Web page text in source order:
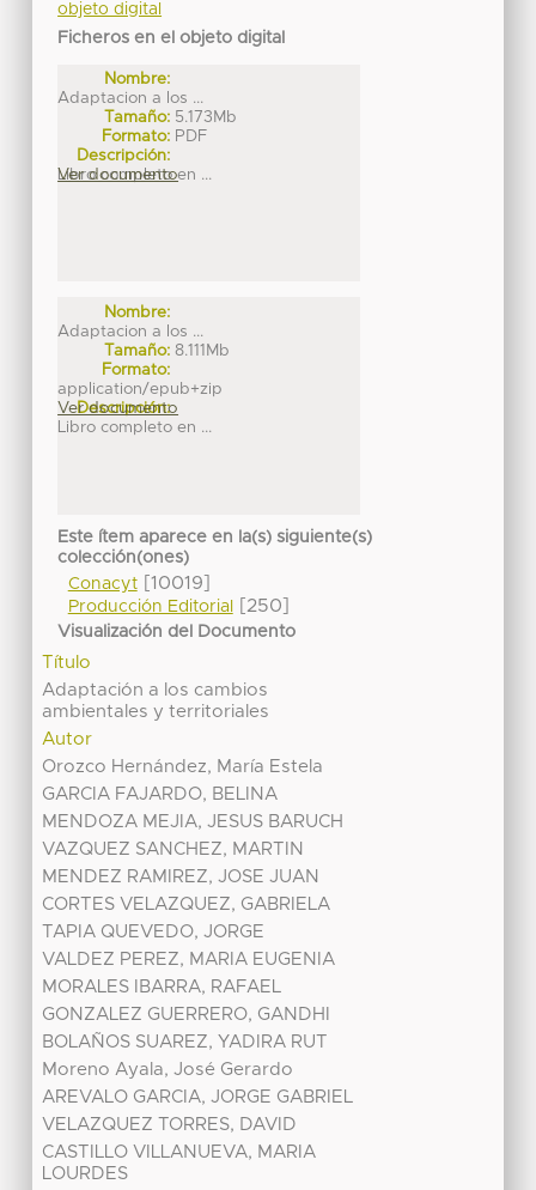
objeto digital
Ficheros en el objeto digital
Nombre:
Adaptacion a los ...
Tamaño: 5.173Mb
Formato: PDF
Descripción:
Libro completo en ...
Ver documento
Nombre:
Adaptacion a los ...
Tamaño: 8.111Mb
Formato:
application/epub+zip
Descripción:
Libro completo en ...
Ver documento
Este ítem aparece en la(s) siguiente(s)
colección(ones)
Conacyt[10019]
Producción Editorial[250]
Visualización del Documento
Título
Adaptación a los cambios
ambientales y territoriales
Autor
Orozco Hernández, María Estela
GARCIA FAJARDO, BELINA
MENDOZA MEJIA, JESUS BARUCH
VAZQUEZ SANCHEZ, MARTIN
MENDEZ RAMIREZ, JOSE JUAN
CORTES VELAZQUEZ, GABRIELA
TAPIA QUEVEDO, JORGE
VALDEZ PEREZ, MARIA EUGENIA
MORALES IBARRA, RAFAEL
GONZALEZ GUERRERO, GANDHI
BOLAÑOS SUAREZ, YADIRA RUT
Moreno Ayala, José Gerardo
AREVALO GARCIA, JORGE GABRIEL
VELAZQUEZ TORRES, DAVID
CASTILLO VILLANUEVA, MARIA
LOURDES